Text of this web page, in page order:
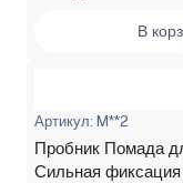
В
Артикул: M**2
Пробник Помада
Сильная